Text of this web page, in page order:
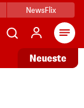
NewsFlix
Neueste